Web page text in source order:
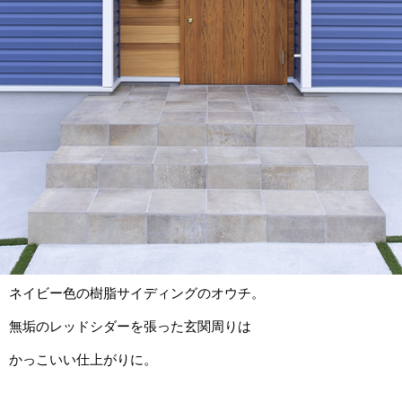
ネイビー色の樹脂サイディングのオウチ。
無垢のレッドシダーを張った玄関周りは
かっこいい仕上がりに。